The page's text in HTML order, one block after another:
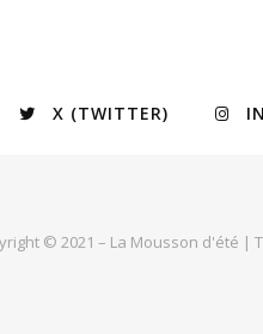
X (TWITTER)
© 2021 – La Mousson d'été |